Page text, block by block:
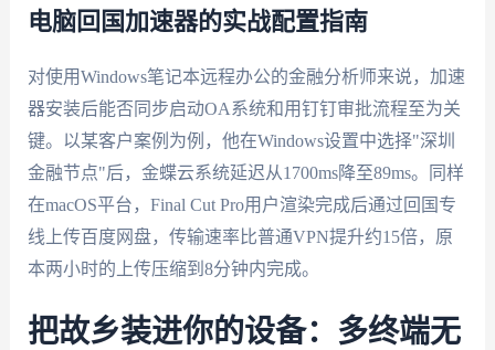
电脑回国加速器的实战配置指南
对使用Windows笔记本远程办公的金融分析师来说，加速
器安装后能否同步启动OA系统和用钉钉审批流程至为关
键。以某客户案例为例，他在Windows设置中选择"深圳
金融节点"后，金蝶云系统延迟从1700ms降至89ms。同样
在macOS平台，Final Cut Pro用户渲染完成后通过回国专
线上传百度网盘，传输速率比普通VPN提升约15倍，原
本两小时的上传压缩到8分钟内完成。
把故乡装进你的设备：多终端无